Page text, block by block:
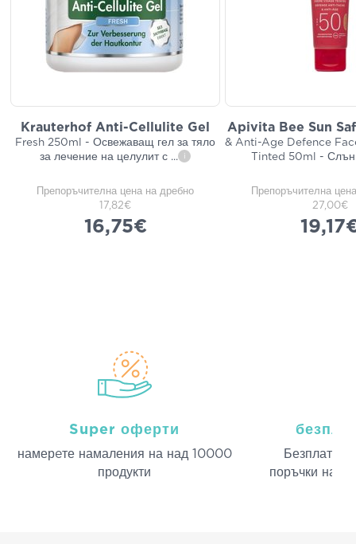
Krauterhof Anti-Cellulite Gel
Fresh 250ml - Освежаващ гел за тяло
за лечение на целулит с ... i
Препоръчителна цена на дребно
17,82€
16,75€
Apivita Bee Sun
& Anti-Age Defence
Tinted 50ml -
Препоръчителна
27,00€
Super оферти
намерeте намаления на над 10000
продукти
Безплатна
поръчки над